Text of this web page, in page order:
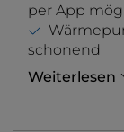
per App
schonend
Weiterlesen